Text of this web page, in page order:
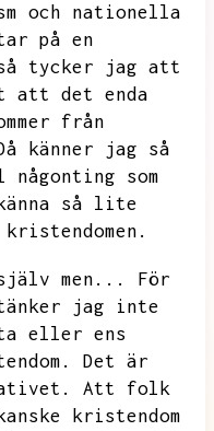
och nationella
på en
tycker jag att
att det enda
från
känner jag så
som
så lite
men...
För
jag inte
eller ens
Det är
Att folk
kristendom